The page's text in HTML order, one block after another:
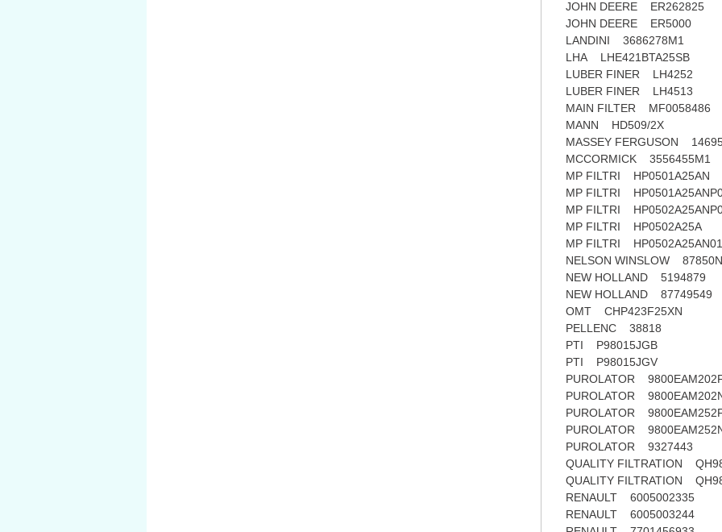
JOHN DEERE ER262825
JOHN DEERE ER5000
LANDINI 3686278M1
LHA LHE421BTA25SB
LUBER FINER LH4252
LUBER FINER LH4513
MAIN FILTER MF0058486
MANN HD509/2X
MASSEY FERGUSON
MCCORMICK 3556455M1
MP FILTRI HP0501A25AN
MP FILTRI
MP FILTRI
MP FILTRI HP0502A25A
MP FILTRI HP0502A25AN01
NELSON WINSLOW 87850N
NEW HOLLAND 5194879
NEW HOLLAND 87749549
OMT CHP423F25XN
PELLENC 38818
PTI P98015JGB
PTI P98015JGV
PUROLATOR
PUROLATOR
PUROLATOR
PUROLATOR
PUROLATOR 9327443
QUALITY FILTRATION
QUALITY FILTRATION
RENAULT 6005002335
RENAULT 6005003244